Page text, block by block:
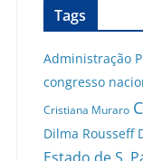
Tags
Administração
congresso
Cristiana Muraro
Dilma Rousseff